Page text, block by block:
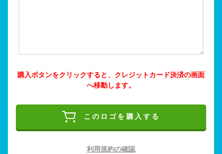
購入ボタンをクリックすると、クレジットカード決済の画面
へ移動します。
このロゴを購入する
利用規約の確認